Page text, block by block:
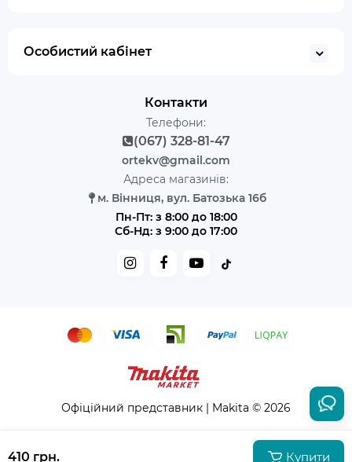
410 грн. Купити
Особистий кабінет
Контакти
Телефони:
(067) 328-81-47
ortekv@gmail.com
Адреса магазинів:
м. Вінниця, вул. Батозька 16б
Пн-Пт: з 8:00 до 18:00
Сб-Нд: з 9:00 до 17:00
Офіційний представник | Makita © 2026